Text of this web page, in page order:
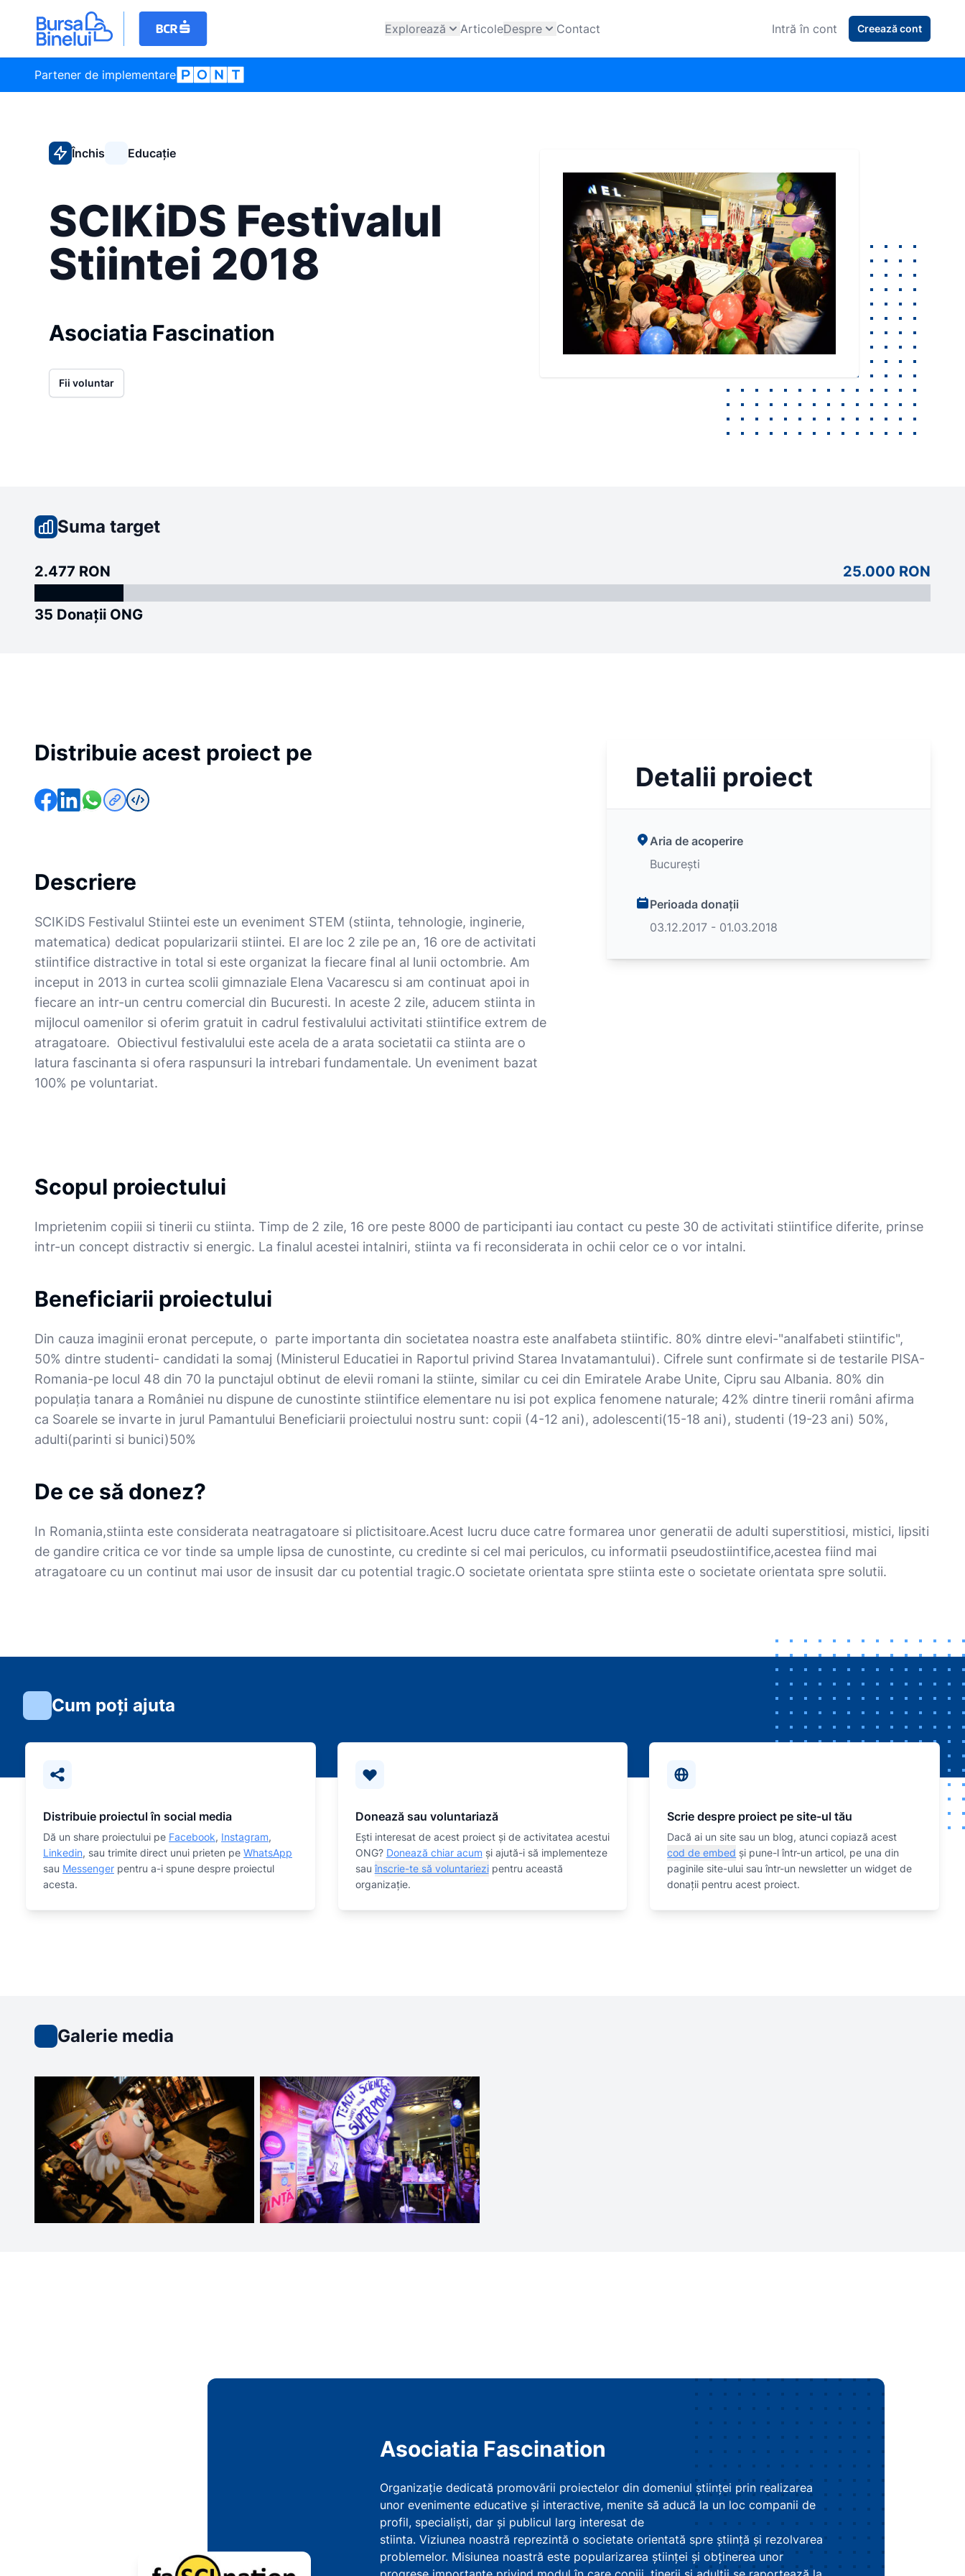
Explorează ArticoleDespre Contact Intră în cont Creează cont
Partener de implementare
Închis Educație
SCIKiDS Festivalul
Stiintei 2018
Asociatia Fascination
Fii voluntar
Suma target
2.477 RON 25.000 RON
35 Donații ONG
Distribuie acest proiect pe
Descriere
SCIKiDS Festivalul Stiintei este un eveniment STEM (stiinta, tehnologie, inginerie,
matematica) dedicat popularizarii stiintei. El are loc 2 zile pe an, 16 ore de activitati
stiintifice distractive in total si este organizat la fiecare final al lunii octombrie. Am
inceput in 2013 in curtea scolii gimnaziale Elena Vacarescu si am continuat apoi in
fiecare an intr-un centru comercial din Bucuresti. In aceste 2 zile, aducem stiinta in
mijlocul oamenilor si oferim gratuit in cadrul festivalului activitati stiintifice extrem de
atragatoare. Obiectivul festivalului este acela de a arata societatii ca stiinta are o
latura fascinanta si ofera raspunsuri la intrebari fundamentale. Un eveniment bazat
100% pe voluntariat.
Detalii proiect
Aria de acoperire
București
Perioada donații
03.12.2017 - 01.03.2018
Scopul proiectului
Imprietenim copiii si tinerii cu stiinta. Timp de 2 zile, 16 ore peste 8000 de participanti iau contact cu peste 30 de activitati stiintifice diferite, prinse
intr-un concept distractiv si energic. La finalul acestei intalniri, stiinta va fi reconsiderata in ochii celor ce o vor intalni.
Beneficiarii proiectului
Din cauza imaginii eronat percepute, o parte importanta din societatea noastra este analfabeta stiintific. 80% dintre elevi-"analfabeti stiintific",
50% dintre studenti- candidati la somaj (Ministerul Educatiei in Raportul privind Starea Invatamantului). Cifrele sunt confirmate si de testarile PISA-
Romania-pe locul 48 din 70 la punctajul obtinut de elevii romani la stiinte, similar cu cei din Emiratele Arabe Unite, Cipru sau Albania. 80% din
populaţia tanara a României nu dispune de cunostinte stiintifice elementare nu isi pot explica fenomene naturale; 42% dintre tinerii români afirma
ca Soarele se invarte in jurul Pamantului Beneficiarii proiectului nostru sunt: copii (4-12 ani), adolescenti(15-18 ani), studenti (19-23 ani) 50%,
adulti(parinti si bunici)50%
De ce să donez?
In Romania,stiinta este considerata neatragatoare si plictisitoare.Acest lucru duce catre formarea unor generatii de adulti superstitiosi, mistici, lipsiti
de gandire critica ce vor tinde sa umple lipsa de cunostinte, cu credinte si cel mai periculos, cu informatii pseudostiintifice,acestea fiind mai
atragatoare cu un continut mai usor de insusit dar cu potential tragic.O societate orientata spre stiinta este o societate orientata spre solutii.
Cum poți ajuta
Distribuie proiectul în social media
Dă un share proiectului pe Facebook, Instagram,
Linkedin, sau trimite direct unui prieten pe WhatsApp
sau Messenger pentru a-i spune despre proiectul
acesta.
Donează sau voluntariază
Eşti interesat de acest proiect și de activitatea acestui
ONG? Donează chiar acum și ajută-i să implementeze
sauînscrie-te să voluntariezipentru această
organizaţie.
Scrie despre proiect pe site-ul tău
Dacă ai un site sau un blog, atunci copiază acest
cod de embed și pune-l într-un articol, pe una din
paginile site-ului sau într-un newsletter un widget de
donații pentru acest proiect.
Galerie media
Asociatia Fascination
Organizație dedicată promovării proiectelor din domeniul ştiinţei prin realizarea
unor evenimente educative şi interactive, menite să aducă la un loc companii de
profil, specialişti, dar şi publicul larg interesat de
stiinta. Viziunea noastră reprezintă o societate orientată spre știință și rezolvarea
problemelor. Misiunea noastră este popularizarea științei și obținerea unor